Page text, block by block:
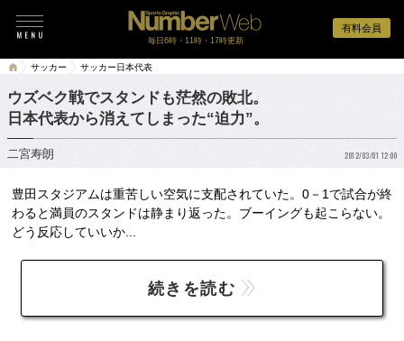
有料会員
毎日6時・11時・17時更新
サッカー サッカー日本代表
ウズベク戦でスタンドも茫然の敗北。
日本代表から消えてしまった“迫力”。
二宮寿朗 2012/03/01 12:00
豊田スタジアムは重苦しい空気に支配されていた。0－1で試合が終
わると満員のスタンドは静まり返った。ブーイングも起こらない。
どう反応していいか...
続きを読む